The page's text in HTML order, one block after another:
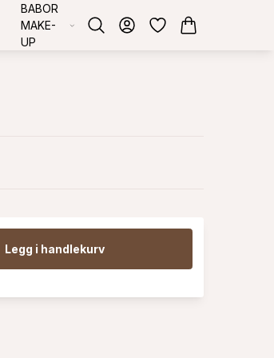
BABOR
MAKE-
UP
Legg i handlekurv